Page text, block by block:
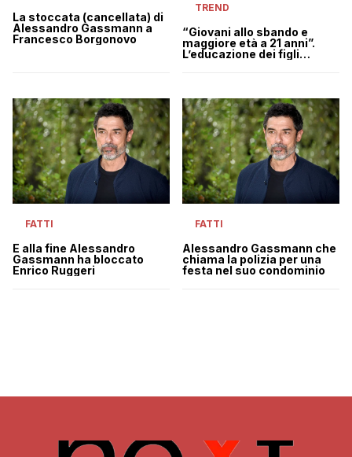
La stoccata (cancellata) di
Alessandro Gassmann a
Francesco Borgonovo
TREND
“Giovani allo sbando e
maggiore età a 21 anni”.
L’educazione dei figli
FATTI
E alla fine Alessandro
Gassmann ha bloccato
Enrico Ruggeri
FATTI
Alessandro Gassmann che
chiama la polizia per una
festa nel suo condominio